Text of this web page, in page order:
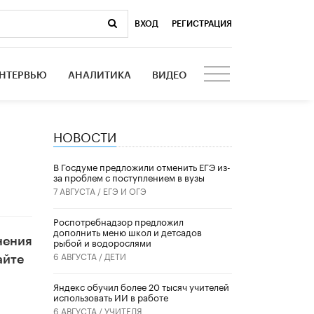
ВХОД РЕГИСТРАЦИЯ
АНАЛИТИКА ВИДЕО
НОВОСТИ
В Госдуме предложили отменить ЕГЭ из-
за проблем с поступлением в вузы
7 АВГУСТА / ЕГЭ И ОГЭ
Роспотребнадзор предложил
дополнить меню школ и детсадов
рыбой и водорослями
6 АВГУСТА / ДЕТИ
​Яндекс обучил более 20 тысяч учителей
использовать ИИ в работе
6 АВГУСТА /УЧИТЕЛЯ